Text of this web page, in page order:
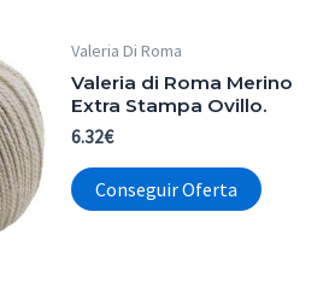
Valeria Di Roma
Valeria di Roma Merino
Extra Stampa Ovillo.
6.32€
Conseguir Oferta